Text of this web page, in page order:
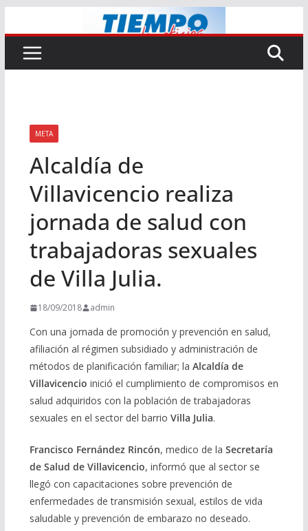
al
contenido
META
Alcaldía de
Villavicencio realiza
jornada de salud con
trabajadoras sexuales
de Villa Julia.
18/09/2018 admin
Con una jornada de promoción y prevención en salud,
afiliación al régimen subsidiado y administración de
métodos de planificación familiar; la Alcaldía de
Villavicencio inició el cumplimiento de compromisos en
salud adquiridos con la población de trabajadoras
sexuales en el sector del barrio Villa Julia.
Francisco Fernández Rincón, medico de la Secretaría
de Salud de Villavicencio, informó que al sector se
llegó con capacitaciones sobre prevención de
enfermedades de transmisión sexual, estilos de vida
saludable y prevención de embarazo no deseado.